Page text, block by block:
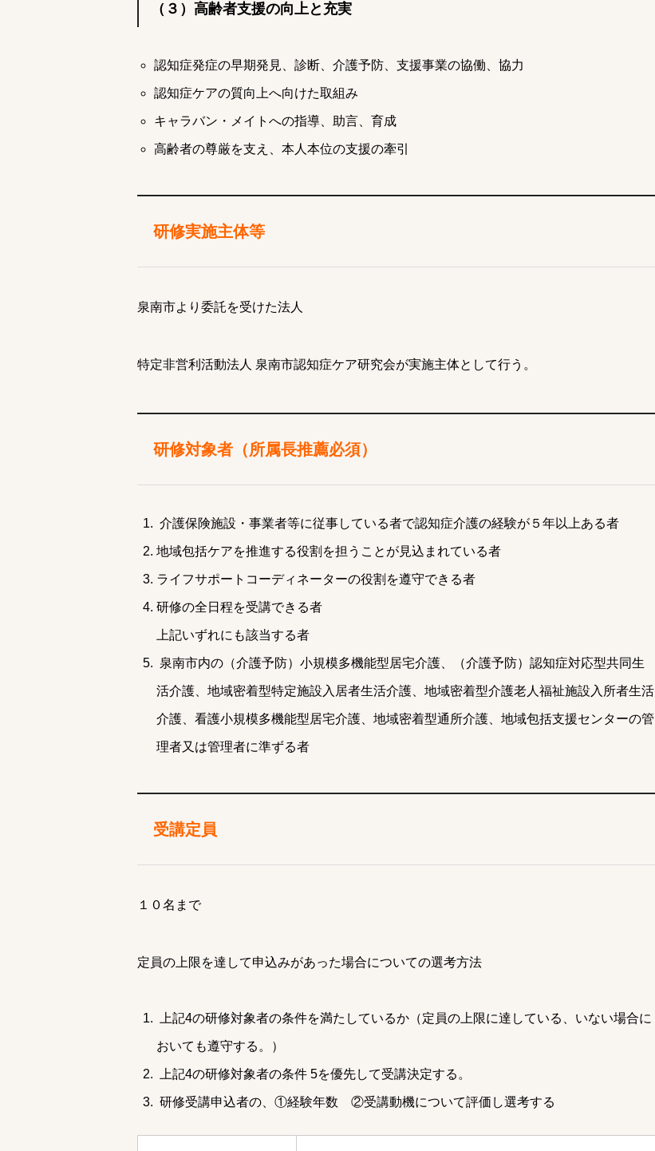
（３）高齢者支援の向上と充実
認知症発症の早期発見、診断、介護予防、支援事業の協働、協力
認知症ケアの質向上へ向けた取組み
キャラバン・メイトへの指導、助言、育成
高齢者の尊厳を支え、本人本位の支援の牽引
研修実施主体等
泉南市より委託を受けた法人
特定非営利活動法人 泉南市認知症ケア研究会が実施主体として行う。
研修対象者（所属長推薦必須）
介護保険施設・事業者等に従事している者で認知症介護の経験が５年以上ある者
地域包括ケアを推進する役割を担うことが見込まれている者
ライフサポートコーディネーターの役割を遵守できる者
研修の全日程を受講できる者
上記いずれにも該当する者
泉南市内の（介護予防）小規模多機能型居宅介護、（介護予防）認知症対応型共同生
活介護、地域密着型特定施設入居者生活介護、地域密着型介護老人福祉施設入所者生活
介護、看護小規模多機能型居宅介護、地域密着型通所介護、地域包括支援センターの管
理者又は管理者に準ずる者
受講定員
１０名まで
定員の上限を達して申込みがあった場合についての選考方法
上記4の研修対象者の条件を満たしているか（定員の上限に達している、いない場合に
おいても遵守する。）
上記4の研修対象者の条件 5を優先して受講決定する。
研修受講申込者の、①経験年数 ②受講動機について評価し選考する